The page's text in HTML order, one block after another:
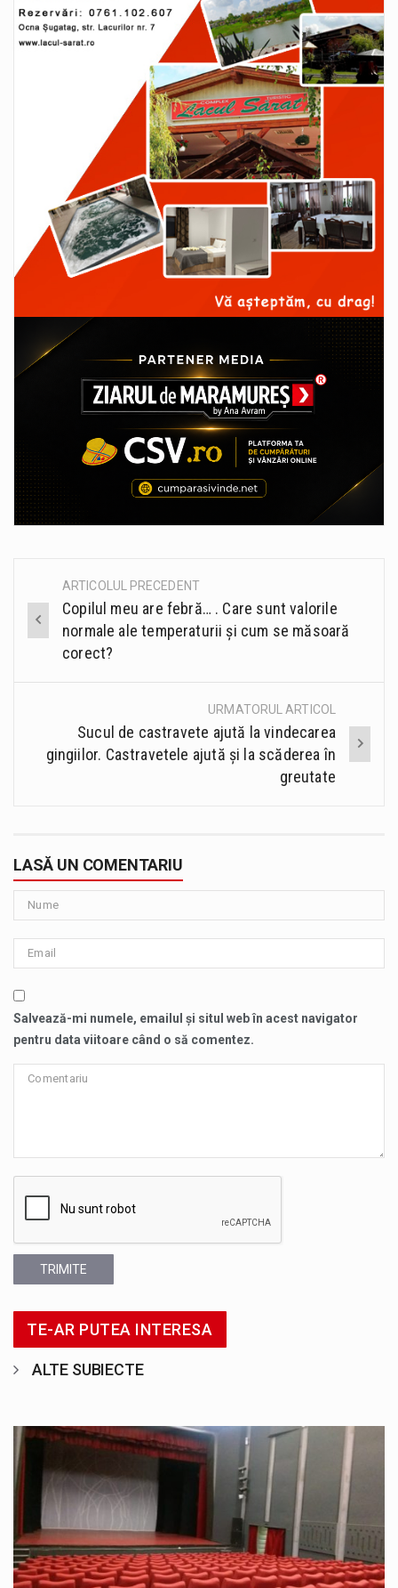
Post
navigation
ARTICOLUL PRECEDENT
Copilul meu are febră… . Care sunt valorile
normale ale temperaturii și cum se măsoară
corect?
URMATORUL ARTICOL
Sucul de castravete ajută la vindecarea
gingiilor. Castravetele ajută și la scăderea în
greutate
LASĂ UN COMENTARIU
Salvează-mi numele, emailul și situl web în acest navigator
pentru data viitoare când o să comentez.
TRIMITE
TE-AR PUTEA INTERESA
ALTE SUBIECTE